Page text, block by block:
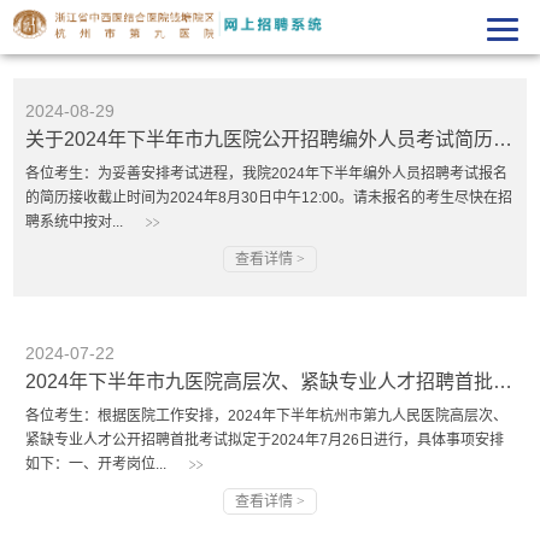
2024-08-29
关于2024年下半年市九医院公开招聘编外人员考试简历接收截止时间的通知
各位考生：为妥善安排考试进程，我院2024年下半年编外人员招聘考试报名
的简历接收截止时间为2024年8月30日中午12:00。请未报名的考生尽快在招
聘系统中按对...
查看详情 >
2024-07-22
2024年下半年市九医院高层次、紧缺专业人才招聘首批考试的相关通知
各位考生：根据医院工作安排，2024年下半年杭州市第九人民医院高层次、
紧缺专业人才公开招聘首批考试拟定于2024年7月26日进行，具体事项安排
如下：一、开考岗位...
查看详情 >